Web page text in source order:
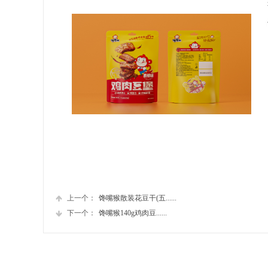
上一个：
馋嘴猴散装花豆干(五......
下一个：
馋嘴猴140g鸡肉豆......